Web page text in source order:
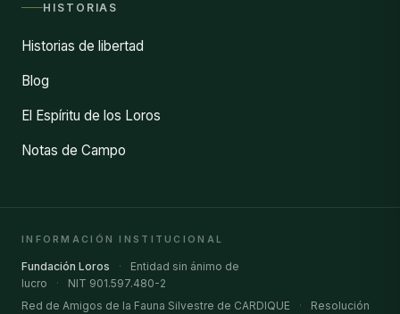
HISTORIAS
Historias de libertad
Blog
El Espíritu de los Loros
Notas de Campo
INFORMACIÓN INSTITUCIONAL
Fundación Loros ·
Entidad sin ánimo de
lucro
·
NIT 901.597.480-2
Red de Amigos de la Fauna Silvestre de CARDIQUE
· Resolución